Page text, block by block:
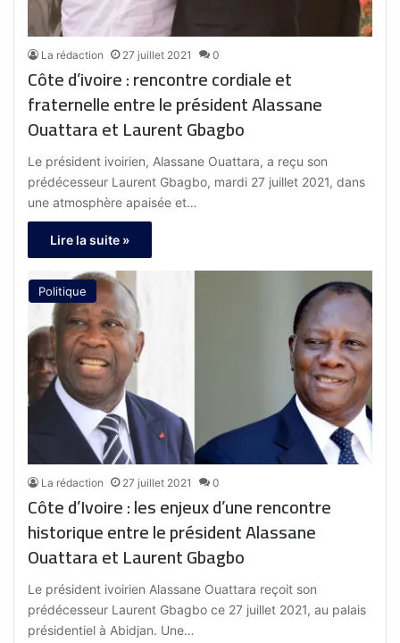
La rédaction 27 juillet 2021 0
Côte d’ivoire : rencontre cordiale et
fraternelle entre le président Alassane
Ouattara et Laurent Gbagbo
Le président ivoirien, Alassane Ouattara, a reçu son
prédécesseur Laurent Gbagbo, mardi 27 juillet 2021, dans
une atmosphère apaisée et…
Lire la suite »
Politique
La rédaction 27 juillet 2021 0
Côte d’Ivoire : les enjeux d’une rencontre
historique entre le président Alassane
Ouattara et Laurent Gbagbo
Le président ivoirien Alassane Ouattara reçoit son
prédécesseur Laurent Gbagbo ce 27 juillet 2021, au palais
présidentiel à Abidjan. Une…